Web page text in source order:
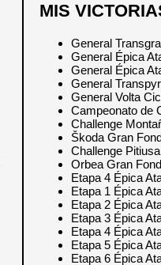
MIS
General
General Épica
General Épica
General
General Volta
Campeonato de
Challenge
Škoda Gran
Challenge
Orbea Gran
Etapa 4 Épica
Etapa 1 Épica
Etapa 2 Épica
Etapa 3 Épica
Etapa 4 Épica
Etapa 5 Épica
Etapa 6 Épica